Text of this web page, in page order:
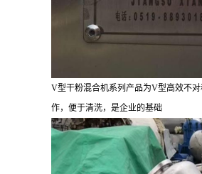
V型干粉混合机系列产品为V型高效不
作，便于清洗，是企业的基础